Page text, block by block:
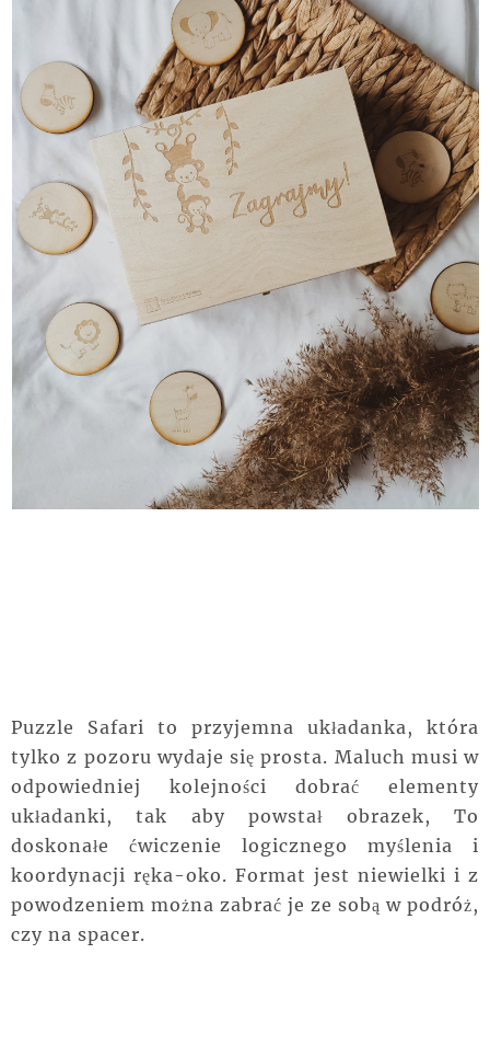
Puzzle Safari to przyjemna układanka, która
tylko z pozoru wydaje się prosta. Maluch musi w
odpowiedniej kolejności dobrać elementy
układanki, tak aby powstał obrazek, To
doskonałe ćwiczenie logicznego myślenia i
koordynacji ręka-oko. Format jest niewielki i z
powodzeniem można zabrać je ze sobą w podróż,
czy na spacer.